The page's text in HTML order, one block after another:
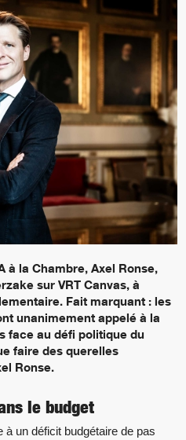
à la Chambre, Axel Ronse,
sur VRT Canvas, à
Fait marquant : les
unanimement appelé à la
face au défi politique du
faire des querelles
Ronse.
le budget
un déficit budgétaire de pas